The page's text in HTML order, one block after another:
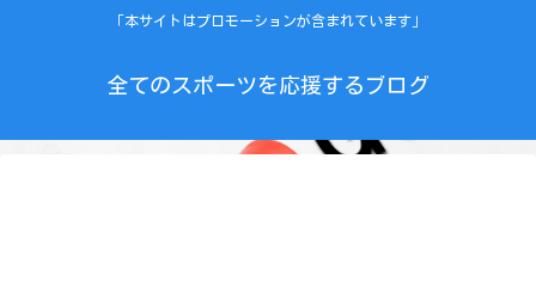
「本サイトはプロモーションが含まれています」
全てのスポーツを応援するブログ